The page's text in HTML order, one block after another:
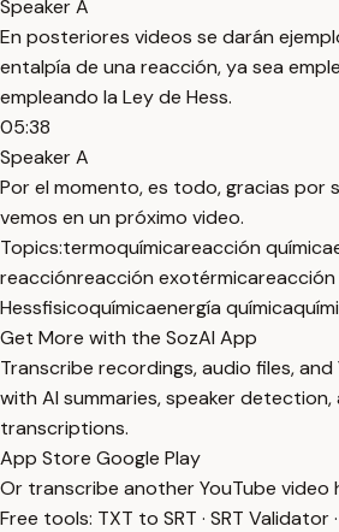
Speaker A
En posteriores videos se darán
entalpía de una reacción, ya sea
empleando la Ley de Hess.
05:38
Speaker A
Por el momento, es todo, gracias por
vemos en un próximo video.
Topics:termoquímicareacción química
reacciónreacción exotérmica
Hessfisicoquímicaenergía química
Get More with the SozAI App
Transcribe recordings, audio files,
with AI summaries, speaker detection,
transcriptions.
App Store Google Play
Or transcribe another YouTube video
Free tools: TXT to SRT · SRT Validator·